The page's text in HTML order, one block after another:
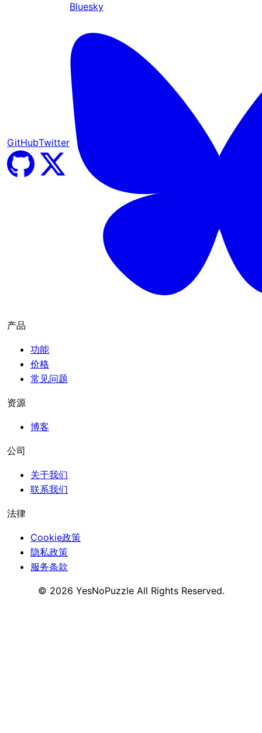
GitHubTwitter
Bluesky
产品
功能
价格
常见问题
资源
博客
公司
关于我们
联系我们
法律
Cookie政策
隐私政策
服务条款
© 2026 YesNoPuzzleAll Rights Reserved.